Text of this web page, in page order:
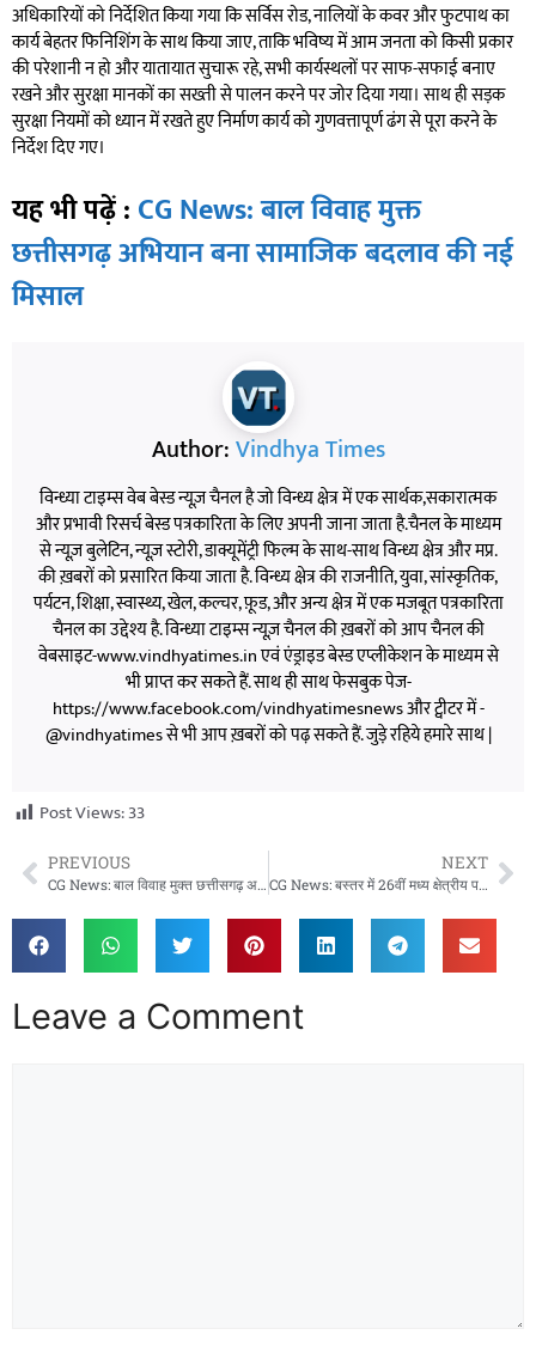
अधिकारियों को निर्देशित किया गया कि सर्विस रोड, नालियों के कवर और फुटपाथ का
कार्य बेहतर फिनिशिंग के साथ किया जाए, ताकि भविष्य में आम जनता को किसी प्रकार
की परेशानी न हो और यातायात सुचारू रहे, सभी कार्यस्थलों पर साफ-सफाई बनाए
रखने और सुरक्षा मानकों का सख्ती से पालन करने पर जोर दिया गया। साथ ही सड़क
सुरक्षा नियमों को ध्यान में रखते हुए निर्माण कार्य को गुणवत्तापूर्ण ढंग से पूरा करने के
निर्देश दिए गए।
यह भी पढ़ें : CG News: बाल विवाह मुक्त
छत्तीसगढ़ अभियान बना सामाजिक बदलाव की नई
मिसाल
Author:Vindhya Times
विन्ध्या टाइम्स वेब बेस्ड न्यूज़ चैनल है जो विन्ध्य क्षेत्र में एक सार्थक,सकारात्मक
और प्रभावी रिसर्च बेस्ड पत्रकारिता के लिए अपनी जाना जाता है.चैनल के माध्यम
से न्यूज़ बुलेटिन, न्यूज़ स्टोरी, डाक्यूमेंट्री फिल्म के साथ-साथ विन्ध्य क्षेत्र और मप्र.
की ख़बरों को प्रसारित किया जाता है. विन्ध्य क्षेत्र की राजनीति, युवा, सांस्कृतिक,
पर्यटन, शिक्षा, स्वास्थ्य, खेल, कल्चर, फ़ूड, और अन्य क्षेत्र में एक मजबूत पत्रकारिता
चैनल का उद्देश्य है. विन्ध्या टाइम्स न्यूज़ चैनल की ख़बरों को आप चैनल की
वेबसाइट-www.vindhyatimes.in एवं एंड्राइड बेस्ड एप्लीकेशन के माध्यम से
भी प्राप्त कर सकते हैं. साथ ही साथ फेसबुक पेज-
https://www.facebook.com/vindhyatimesnews और ट्वीटर में -
@vindhyatimes से भी आप ख़बरों को पढ़ सकते हैं. जुड़े रहिये हमारे साथ |
Post Views:33
PREVIOUS
CG News: बाल विवाह मुक्त छत्तीसगढ़ अभियान बना सामाजिक बदलाव की नई मिसाल
NEXT
CG News: बस्तर में 26वीं मध्य क्षेत्रीय परिषद बैठक की तैयारी तेज, CM साय ने की समीक्षा
Leave a Comment